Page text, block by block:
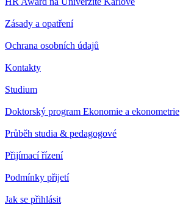
Zásady a opatření
Ochrana osobních údajů
Kontakty
Studium
Doktorský program Ekonomie a ekonometrie
Průběh studia & pedagogové
Přijímací řízení
Podmínky přijetí
Jak se přihlásit